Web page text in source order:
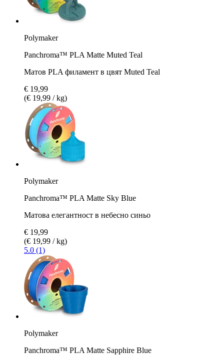
Polymaker
Panchroma™ PLA Matte Muted Teal
Матов PLA филамент в цвят Muted Teal
€ 19,99
(€ 19,99 / kg)
Polymaker
Panchroma™ PLA Matte Sky Blue
Матова елегантност в небесно синьо
€ 19,99
(€ 19,99 / kg)
5.0 (1)
Polymaker
Panchroma™ PLA Matte Sapphire Blue